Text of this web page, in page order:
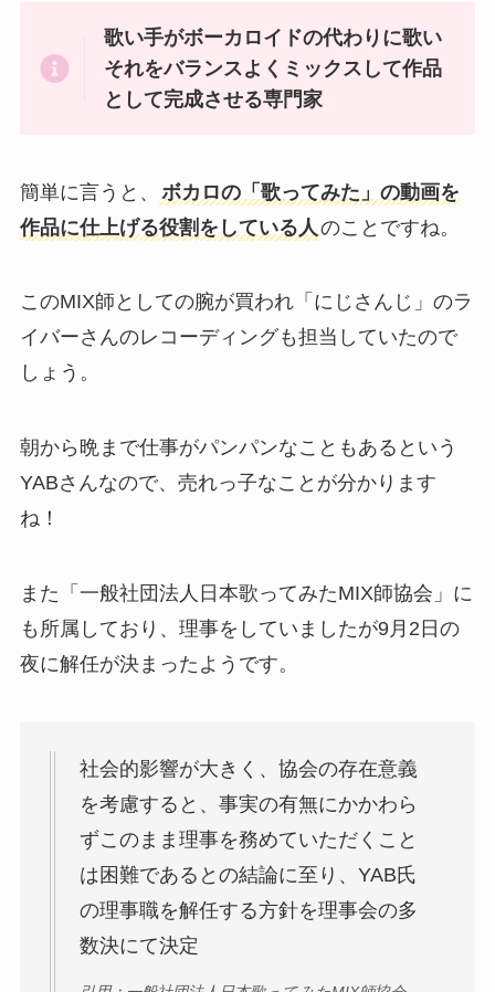
歌い手がボーカロイドの代わりに歌い
それをバランスよくミックスして作品
として完成させる専門家
簡単に言うと、
ボカロの「歌ってみた」の動画を
作品に仕上げる役割をしている人 のことですね。
このMIX師としての腕が買われ「にじさんじ」のラ
イバーさんのレコーディングも担当していたので
しょう。
朝から晩まで仕事がパンパンなこともあるという
YABさんなので、売れっ子なことが分かります
ね！
また「一般社団法人日本歌ってみたMIX師協会」に
も所属しており、理事をしていましたが9月2日の
夜に解任が決まったようです。
社会的影響が大きく、協会の存在意義
を考慮すると、事実の有無にかかわら
ずこのまま理事を務めていただくこと
は困難であるとの結論に至り、YAB氏
の理事職を解任する方針を理事会の多
数決にて決定